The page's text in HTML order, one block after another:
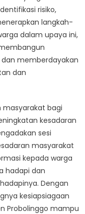
risiko,
langkah-
dalam upaya ini,
memberdayakan
dan
masyarakat bagi
kesadaran
sesi
masyarakat
kepada warga
hadapi dan
Dengan
kesiapsiagaan
Probolinggo mampu